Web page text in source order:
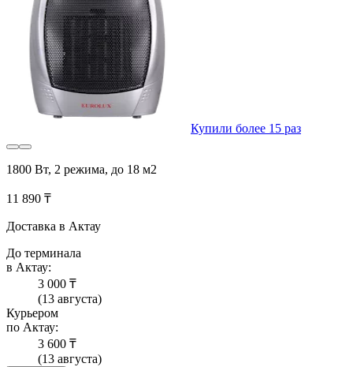
Купили более 15 раз
1800 Вт, 2 режима, до 18 м2
11 890 ₸
Доставка в Актау
До терминала
в Актау:
3 000 ₸
(13 августа)
Курьером
по Актау:
3 600 ₸
(13 августа)